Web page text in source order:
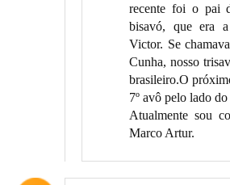
recente foi o pai
bisavó, que era
Victor. Se
Cunha, nosso
brasileiro.O
7º avô pelo lado
Atualmente sou
Marco Artur.